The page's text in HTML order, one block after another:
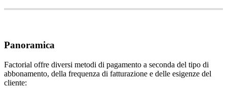
Panoramica
Factorial offre diversi metodi di pagamento a seconda del tipo di
abbonamento, della frequenza di fatturazione e delle esigenze del
cliente: